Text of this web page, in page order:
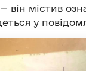
він містив
у